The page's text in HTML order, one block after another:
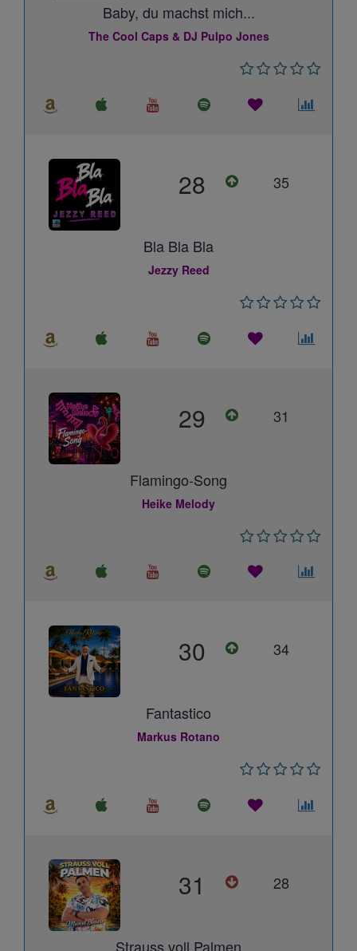
Baby, du machst mich...
The Cool Caps & DJ Pulpo Jones
28 35
Bla Bla Bla
Jezzy Reed
29 31
Flamingo-Song
Heike Melody
30 34
Fantastico
Markus Rotano
31 28
Strauss voll Palmen